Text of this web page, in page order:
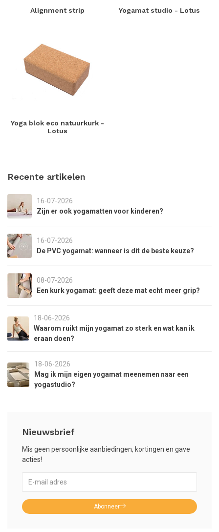
Alignment strip Yogamat studio - Lotus
Yoga blok eco natuurkurk -
Lotus
Recente artikelen
16-07-2026
Zijn er ook yogamatten voor kinderen?
16-07-2026
De PVC yogamat: wanneer is dit de beste keuze?
08-07-2026
Een kurk yogamat: geeft deze mat echt meer grip?
18-06-2026
Waarom ruikt mijn yogamat zo sterk en wat kan ik
eraan doen?
18-06-2026
Mag ik mijn eigen yogamat meenemen naar een
yogastudio?
Nieuwsbrief
Mis geen persoonlijke aanbiedingen, kortingen en gave
acties!
Abonneer